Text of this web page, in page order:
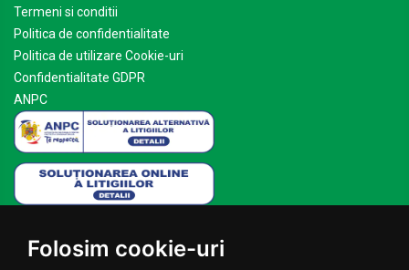
Folosim cookie-uri
Termeni si conditii
Politica de confidentialitate
Politica de utilizare Cookie-uri
Confidentialitate GDPR
ANPC
Acasa